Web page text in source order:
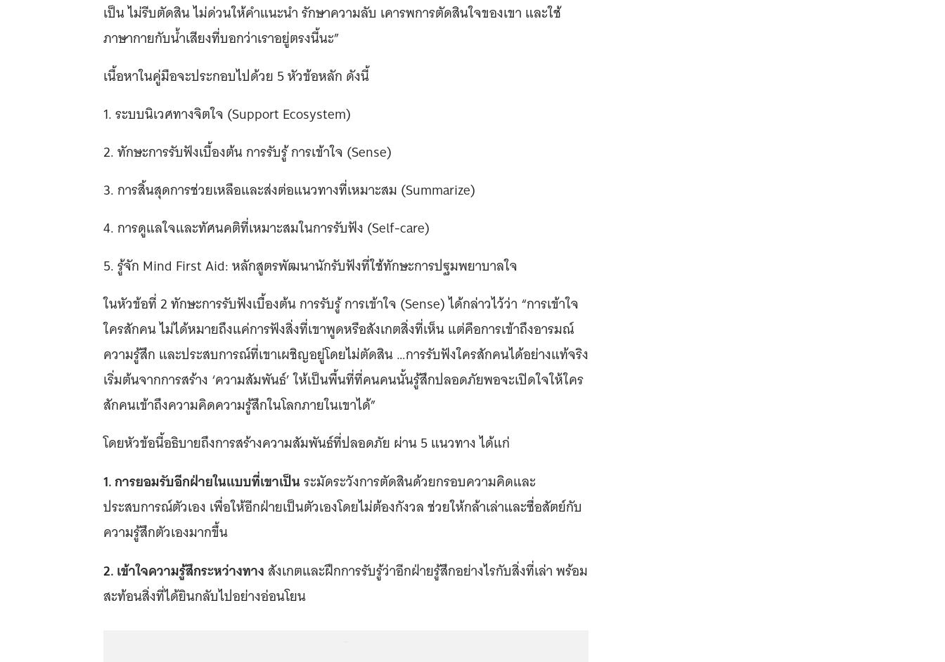
เป็น ไม่รีบตัดสิน ไม่ด่วนให้คำแนะนำ รักษาความลับ เคารพการตัดสินใจของเขา และใช้
ภาษากายกับน้ำเสียงที่บอกว่าเราอยู่ตรงนี้นะ”
เนื้อหาในคู่มือจะประกอบไปด้วย 5 หัวข้อหลัก ดังนี้
1. ระบบนิเวศทางจิตใจ (Support Ecosystem)
2. ทักษะการรับฟังเบื้องต้น การรับรู้ การเข้าใจ (Sense)
3. การสิ้นสุดการช่วยเหลือและส่งต่อแนวทางที่เหมาะสม (Summarize)
4. การดูแลใจและทัศนคติที่เหมาะสมในการรับฟัง (Self-care)
5. รู้จัก Mind First Aid: หลักสูตรพัฒนานักรับฟังที่ใช้ทักษะการปฐมพยาบาลใจ
ในหัวข้อที่ 2 ทักษะการรับฟังเบื้องต้น การรับรู้ การเข้าใจ (Sense) ได้กล่าวไว้ว่า “การเข้าใจ
ใครสักคน ไม่ได้หมายถึงแค่การฟังสิ่งที่เขาพูดหรือสังเกตสิ่งที่เห็น แต่คือการเข้าถึงอารมณ์
ความรู้สึก และประสบการณ์ที่เขาเผชิญอยู่โดยไม่ตัดสิน …การรับฟังใครสักคนได้อย่างแท้จริง
เริ่มต้นจากการสร้าง ‘ความสัมพันธ์’ ให้เป็นพื้นที่ที่คนคนนั้นรู้สึกปลอดภัยพอจะเปิดใจให้ใคร
สักคนเข้าถึงความคิดความรู้สึกในโลกภายในเขาได้”
โดยหัวข้อนี้อธิบายถึงการสร้างความสัมพันธ์ที่ปลอดภัย ผ่าน 5 แนวทาง ได้แก่
1. การยอมรับอีกฝ่ายในแบบที่เขาเป็นระมัดระวังการตัดสินด้วยกรอบความคิดและ
ประสบการณ์ตัวเอง เพื่อให้อีกฝ่ายเป็นตัวเองโดยไม่ต้องกังวล ช่วยให้กล้าเล่าและซื่อสัตย์กับ
ความรู้สึกตัวเองมากขึ้น
2. เข้าใจความรู้สึกระหว่างทางสังเกตและฝึกการรับรู้ว่าอีกฝ่ายรู้สึกอย่างไรกับสิ่งที่เล่า พร้อม
สะท้อนสิ่งที่ได้ยินกลับไปอย่างอ่อนโยน